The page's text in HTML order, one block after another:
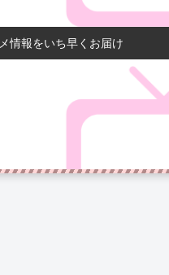
情報をいち早くお届け